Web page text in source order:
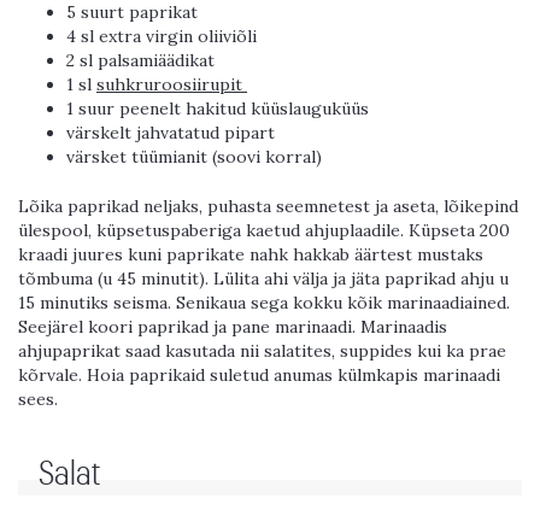
5 suurt paprikat
4 sl extra virgin oliiviõli
2 sl palsamiäädikat
1 sl suhkruroosiirupit
1 suur peenelt hakitud küüslauguküüs
värskelt jahvatatud pipart
värsket tüümianit (soovi korral)
Lõika paprikad neljaks, puhasta seemnetest ja aseta, lõikepind
ülespool, küpsetuspaberiga kaetud ahjuplaadile. Küpseta 200
kraadi juures kuni paprikate nahk hakkab äärtest mustaks
tõmbuma (u 45 minutit). Lülita ahi välja ja jäta paprikad ahju u
15 minutiks seisma. Senikaua sega kokku kõik marinaadiained.
Seejärel koori paprikad ja pane marinaadi. Marinaadis
ahjupaprikat saad kasutada nii salatites, suppides kui ka prae
kõrvale. Hoia paprikaid suletud anumas külmkapis marinaadi
sees.
Salat